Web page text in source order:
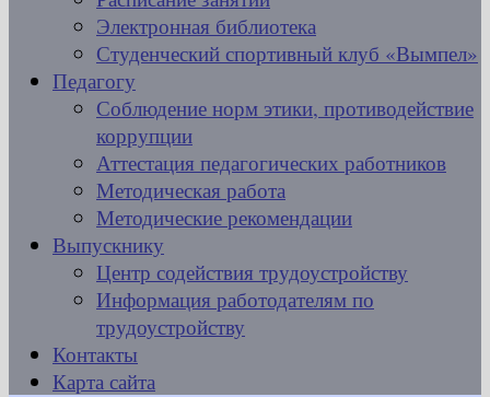
Электронная библиотека
Студенческий спортивный клуб «Вымпел»
Педагогу
Соблюдение норм этики, противодействие
коррупции
Аттестация педагогических работников
Методическая работа
Методические рекомендации
Выпускнику
Центр содействия трудоустройству
Информация работодателям по
трудоустройству
Контакты
Карта сайта